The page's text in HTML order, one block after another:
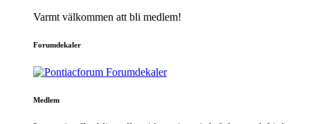
Varmt välkommen att bli medlem!
Forumdekaler
Medlem